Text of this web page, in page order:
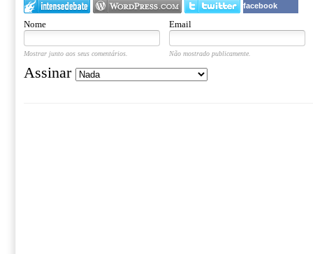
facebook
Nome Email
Mostrar junto aos seus comentários. Não mostrado publicamente.
Assinar